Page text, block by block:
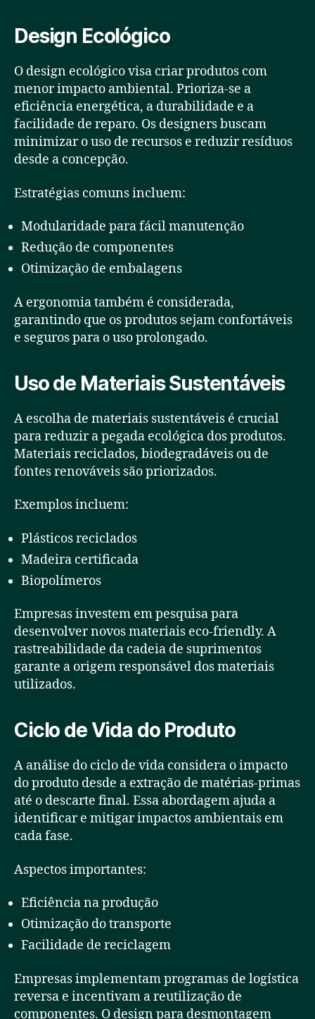
Design Ecológico
O design ecológico visa criar produtos com
menor impacto ambiental. Prioriza-se a
eficiência energética, a durabilidade e a
facilidade de reparo. Os designers buscam
minimizar o uso de recursos e reduzir resíduos
desde a concepção.
Estratégias comuns incluem:
Modularidade para fácil manutenção
Redução de componentes
Otimização de embalagens
A ergonomia também é considerada,
garantindo que os produtos sejam confortáveis
e seguros para o uso prolongado.
Uso de Materiais Sustentáveis
A escolha de materiais sustentáveis é crucial
para reduzir a pegada ecológica dos produtos.
Materiais reciclados, biodegradáveis ou de
fontes renováveis são priorizados.
Exemplos incluem:
Plásticos reciclados
Madeira certificada
Biopolímeros
Empresas investem em pesquisa para
desenvolver novos materiais eco-friendly. A
rastreabilidade da cadeia de suprimentos
garante a origem responsável dos materiais
utilizados.
Ciclo de Vida do Produto
A análise do ciclo de vida considera o impacto
do produto desde a extração de matérias-primas
até o descarte final. Essa abordagem ajuda a
identificar e mitigar impactos ambientais em
cada fase.
Aspectos importantes:
Eficiência na produção
Otimização do transporte
Facilidade de reciclagem
Empresas implementam programas de logística
reversa e incentivam a reutilização de
componentes. O design para desmontagem